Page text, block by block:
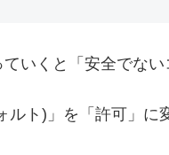
いくと「安全でない
ルト)」を「許可」に